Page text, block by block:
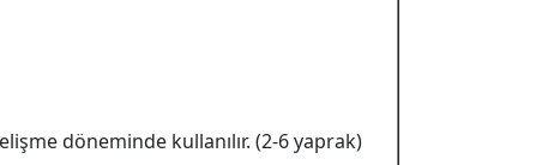
döneminde kullanılır. (2-6 yaprak)